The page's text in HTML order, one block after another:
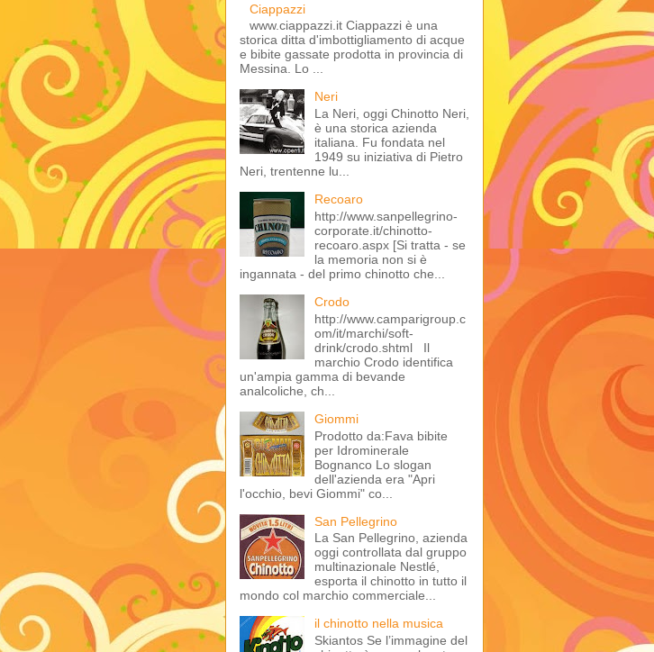
Ciappazzi
www.ciappazzi.it Ciappazzi è una
storica ditta d'imbottigliamento di acque
e bibite gassate prodotta in provincia di
Messina. Lo ...
Neri
La Neri, oggi Chinotto Neri,
è una storica azienda
italiana. Fu fondata nel
1949 su iniziativa di Pietro
Neri, trentenne lu...
Recoaro
http://www.sanpellegrino-
corporate.it/chinotto-
recoaro.aspx [Si tratta - se
la memoria non si è
ingannata - del primo chinotto che...
Crodo
http://www.camparigroup.c
om/it/marchi/soft-
drink/crodo.shtml Il
marchio Crodo identifica
un'ampia gamma di bevande
analcoliche, ch...
Giommi
Prodotto da:Fava bibite
per Idrominerale
Bognanco Lo slogan
dell'azienda era "Apri
l'occhio, bevi Giommi" co...
San Pellegrino
La San Pellegrino, azienda
oggi controllata dal gruppo
multinazionale Nestlé,
esporta il chinotto in tutto il
mondo col marchio commerciale...
il chinotto nella musica
Skiantos Se l’immagine del